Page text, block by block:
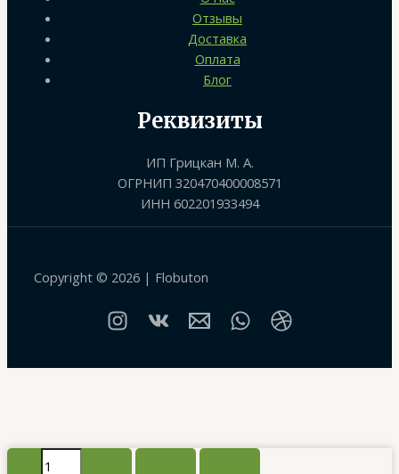
Отзывы
Доставка
Оплата
Блог
Реквизиты
ИП Грицкан М. А.
ОГРНИП 320470400008571
ИНН 602201933494
Copyright © 2026 | Flobuton
Количество